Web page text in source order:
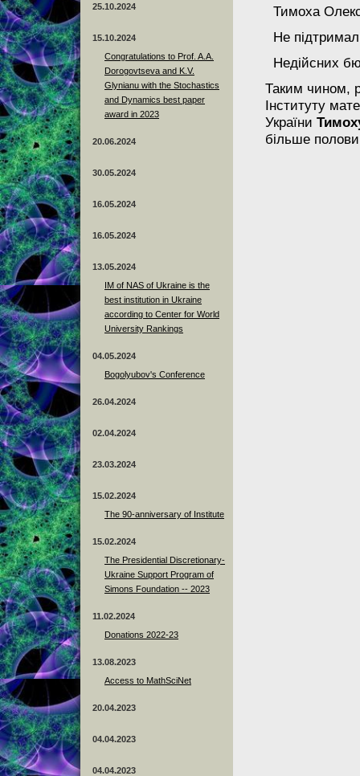
25.10.2024
15.10.2024
Congratulations to Prof. A.A.
Dorogovtseva and K.V.
Glynianu with the Stochastics
and Dynamics best paper
award in 2023
20.06.2024
30.05.2024
16.05.2024
16.05.2024
13.05.2024
ІМ of NAS of Ukraine is the
best institution in Ukraine
according to Center for World
University Rankings
04.05.2024
Bogolyubov's Conference
26.04.2024
02.04.2024
23.03.2024
15.02.2024
The 90-anniversary of Institute
15.02.2024
The Presidential Discretionary-
Ukraine Support Program of
Simons Foundation -- 2023
11.02.2024
Donations 2022-23
13.08.2023
Access to MathSciNet
20.04.2023
04.04.2023
04.04.2023
Тимоха
Не
Недійсних
Таким чином,
Інституту
України
більше